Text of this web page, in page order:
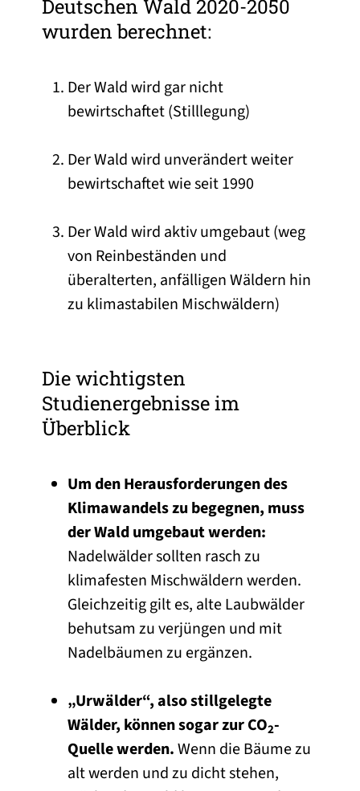
Deutschen Wald 2020-2050
wurden berechnet:
Der Wald wird gar nicht
bewirtschaftet (Stilllegung)
Der Wald wird unverändert weiter
bewirtschaftet wie seit 1990
Der Wald wird aktiv umgebaut (weg
von Reinbeständen und
überalterten, anfälligen Wäldern hin
zu klimastabilen Mischwäldern)
Die wichtigsten
Studienergebnisse im
Überblick
Um den Herausforderungen des
Klimawandels zu begegnen, muss
der Wald umgebaut werden:
Nadelwälder sollten rasch zu
klimafesten Mischwäldern werden.
Gleichzeitig gilt es, alte Laubwälder
behutsam zu verjüngen und mit
Nadelbäumen zu ergänzen.
„Urwälder“, also stillgelegte
Wälder, können sogar zur CO2-
Quelle werden.Wenn die Bäume zu
alt werden und zu dicht stehen,